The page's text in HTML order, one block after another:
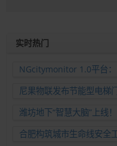
实时热门
NGcitymonitor 1.0平台
尼果物联发布节能型电梯
潍坊地下“智慧大脑”上线
合肥构筑城市生命线安全